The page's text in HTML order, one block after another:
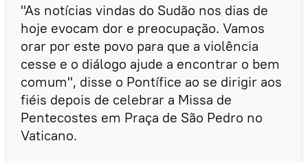
"As notícias vindas do Sudão nos dias de
hoje evocam dor e preocupação. Vamos
orar por este povo para que a violência
cesse e o diálogo ajude a encontrar o bem
comum", disse o Pontífice ao se dirigir aos
fiéis depois de celebrar a Missa de
Pentecostes em Praça de São Pedro no
Vaticano.